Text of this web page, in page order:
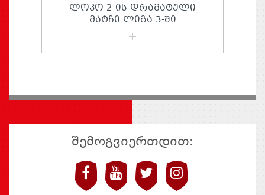
ᲚᲝᲙᲝ 2-ᲘᲡ ᲓᲠᲐᲛᲐᲢᲣᲚᲘ
ᲛᲐᲢᲩᲘ ᲚᲘᲒᲐ 3-ᲨᲘ
შემოგვიერთდით: